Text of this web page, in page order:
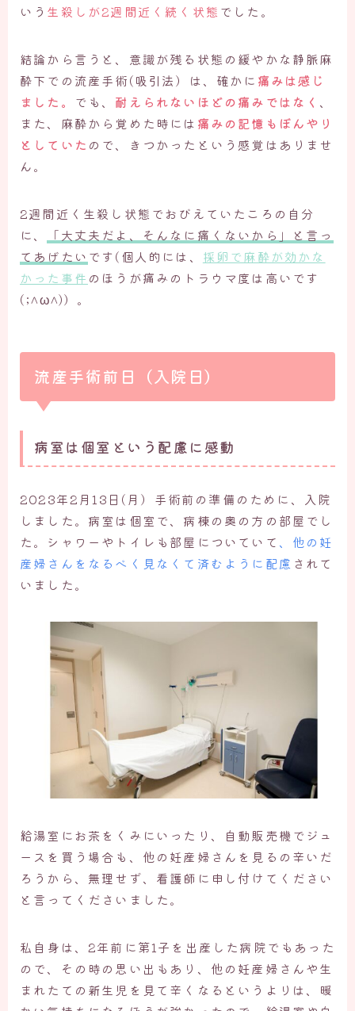
いう 生殺しが2週間近く続く状態 でした。
結論から言うと、意識が残る状態の緩やかな静脈麻
酔下での流産手術(吸引法）は、確かに 痛みは感じ
ました。 でも、 耐えられないほどの痛みではなく 、
また、麻酔から覚めた時には 痛みの記憶もぼんやり
としていた ので、きつかったという感覚はありませ
ん。
2週間近く生殺し状態でおびえていたころの自分
に、
「大丈夫だよ、そんなに痛くないから」と言っ
てあげたい です(個人的には、 採卵で麻酔が効かな
かった事件 のほうが痛みのトラウマ度は高いです
(;^ω^)）。
流産手術前日（入院日）
病室は個室という配慮に感動
2023年2月13日(月）手術前の準備のために、入院
しました。病室は個室で、病棟の奥の方の部屋でし
た。シャワーやトイレも部屋についていて 、他の妊
産婦さんをなるべく見なくて済むように配慮 されて
いました。
給湯室にお茶をくみにいったり、自動販売機でジュ
ースを買う場合も、他の妊産婦さんを見るの辛いだ
ろうから、無理せず、看護師に申し付けてください
と言ってくださいました。
私自身は、2年前に第1子を出産した病院でもあった
ので、その時の思い出もあり、他の妊産婦さんや生
まれたての新生児を見て辛くなるというよりは、暖